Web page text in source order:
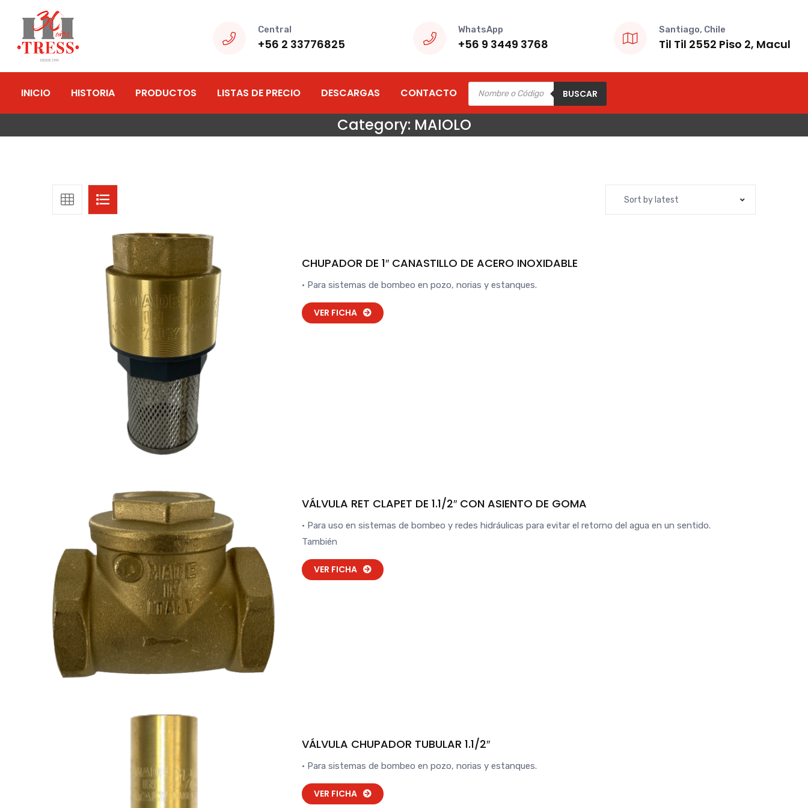
Central
+56 2 33776825
WhatsApp
+56 9 3449 3768
Santiago, Chile
Til Til 2552 Piso 2, Macul
INICIO HISTORIA PRODUCTOS LISTAS DE PRECIO DESCARGAS CONTACTO
Products
search
BUSCAR
Category: MAIOLO
Sort by latest
CHUPADOR DE 1″ CANASTILLO DE ACERO INOXIDABLE
• Para sistemas de bombeo en pozo, norias y estanques.
VER FICHA
VÁLVULA RET CLAPET DE 1.1/2″ CON ASIENTO DE GOMA
• Para uso en sistemas de bombeo y redes hidráulicas para evitar el retorno del agua en un sentido.
También
VER FICHA
VÁLVULA CHUPADOR TUBULAR 1.1/2″
• Para sistemas de bombeo en pozo, norias y estanques.
VER FICHA